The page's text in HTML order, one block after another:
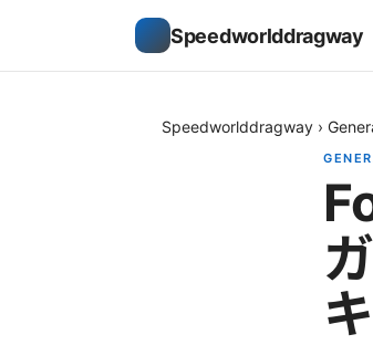
Speedworlddragway
Speedworlddragway ›